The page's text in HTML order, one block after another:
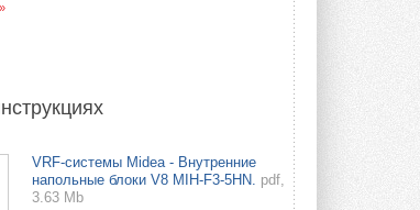
»
VRF-системы Midea - Внутренние
напольные блоки V8 MIH-F3-5HN. pdf,
3.63 Mb